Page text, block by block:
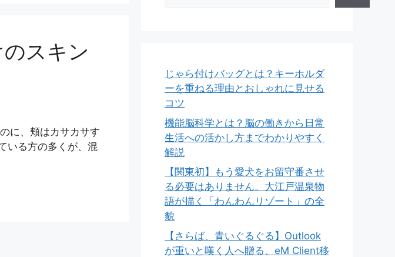
スキン
に、頬はカサカサす
いる方の多くが、混
じゃら付けバッグとは？キーホルダ
ーを重ねる理由とおしゃれに見せる
コツ
機能脳科学とは？脳の働きから日常
生活への活かし方までわかりやすく
解説
【関東初】もう愛犬をお留守番させ
る必要はありません。大江戸温泉物
語が描く「わんわんリゾート」の全
貌
【さらば、青いぐるぐる】Outlook
が重いと嘆く人へ贈る、eM Client移